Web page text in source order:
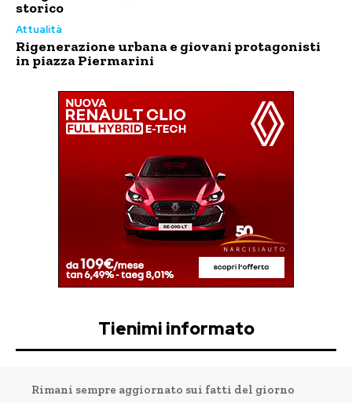
storico
Attualità
Rigenerazione urbana e giovani protagonisti
in piazza Piermarini
Tienimi informato
Rimani sempre aggiornato sui fatti del giorno